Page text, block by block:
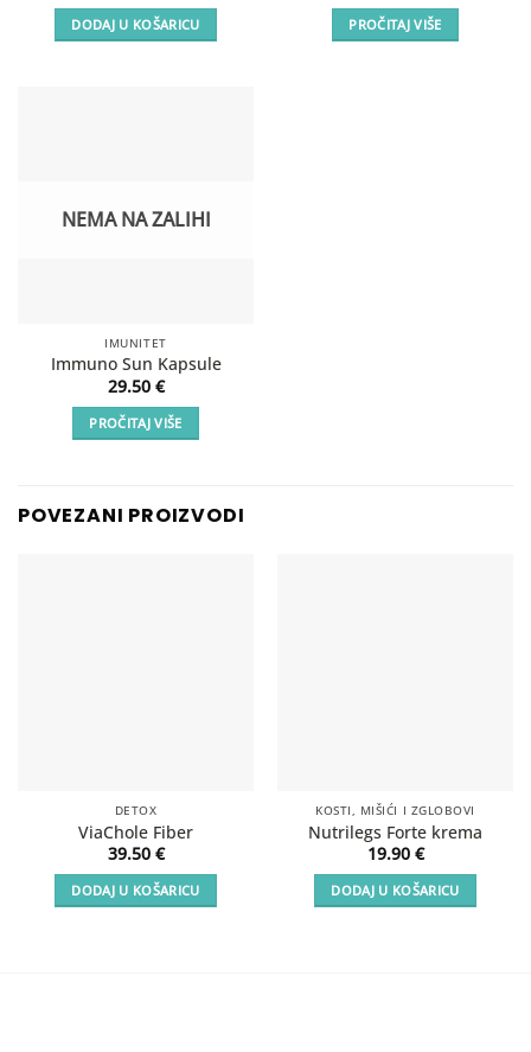
DODAJ U KOŠARICU PROČITAJ VIŠE
NEMA NA ZALIHI
IMUNITET
Immuno Sun Kapsule
29.50 €
PROČITAJ VIŠE
POVEZANI PROIZVODI
DETOX
ViaChole Fiber
39.50 €
DODAJ U KOŠARICU
KOSTI, MIŠIĆI I ZGLOBOVI
Nutrilegs Forte krema
19.90 €
DODAJ U KOŠARICU